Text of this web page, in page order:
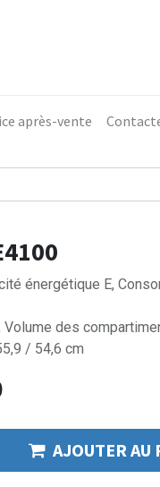
après-vente
énergétique E,
Volume des
/ 54,6 cm
AJOUTER AU